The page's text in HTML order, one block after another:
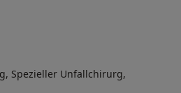
Spezieller Unfallchirurg,